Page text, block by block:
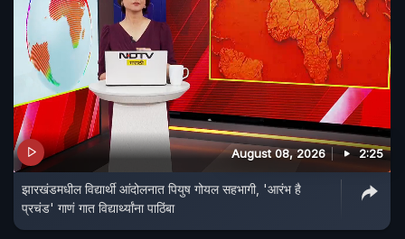
August 08, 2026 2:25
झारखंडमधील विद्यार्थी आंदोलनात पियुष गोयल सहभागी, 'आरंभ है
प्रचंड' गाणं गात विद्यार्थ्यांना पाठिंबा